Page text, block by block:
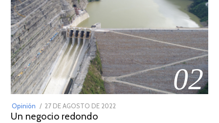
02
Opinión
POSTED
ON
27 DE AGOSTO DE 2022
Un negocio redondo